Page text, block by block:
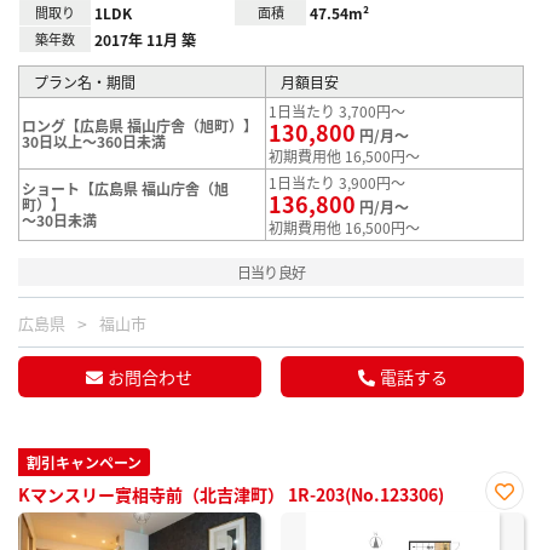
間取り 1LDK 面積 47.54m²
築年数 2017年 11月 築
プラン名・期間 月額目安
ロング【広島県 福山庁舎（旭町）】
30日以上～360日未満
1日当たり 3,700円～
130,800 円/月～
初期費用他 16,500円～
ショート【広島県 福山庁舎（旭
町）】
～30日未満
1日当たり 3,900円～
136,800 円/月～
初期費用他 16,500円～
日当り良好
広島県 福山市
お問合わせ 電話する
割引キャンペーン
Kマンスリー實相寺前（北吉津町） 1R-203(No.123306)
お気